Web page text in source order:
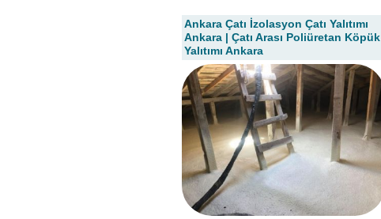
Ankara Çatı İzolasyon Çatı Yalıtımı
Ankara | Çatı Arası Poliüretan Köpük
Yalıtımı Ankara